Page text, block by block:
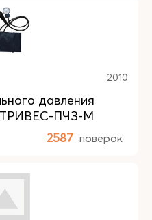
2010
давления
ТРИВЕС-ПЧЗ-М
2587 поверок